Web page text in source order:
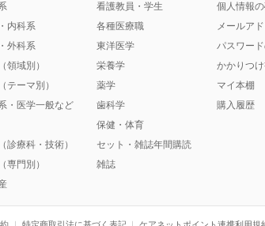
内科系
外科系
領域別）
テーマ別）
・医学一般など
診療科・技術）
専門別）
看護教員・学生
各種医療職
東洋医学
栄養学
薬学
歯科学
保健・体育
セット・雑誌年間購読
雑誌
個人情報
メールア
パスワー
かかりつ
マイ本棚
購入履歴